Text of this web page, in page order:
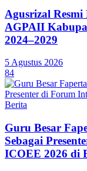
Agusrizal
AGPAII
2024–2029
5 Agustus 2026
84
Berita
Guru Besar
Sebagai
ICOEE 2026 di